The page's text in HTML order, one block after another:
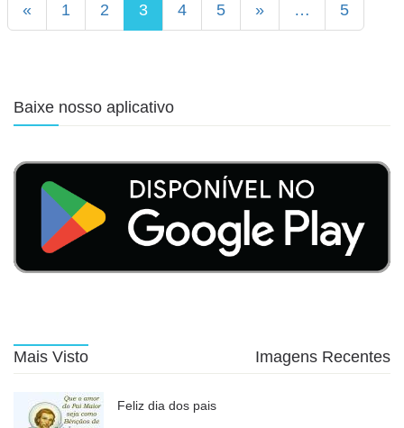
« 1 2 3 4 5 » … 5
Baixe nosso aplicativo
Mais Visto Imagens Recentes
Feliz dia dos pais